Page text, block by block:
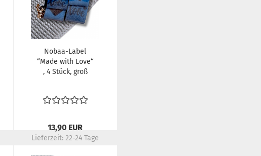
Nobaa-Label
“Made with Love“
, 4 Stück, groß
13,90 EUR
Lieferzeit:22-24 Tage